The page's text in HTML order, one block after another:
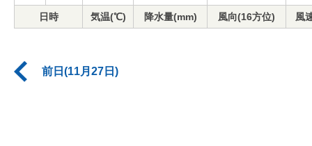
日時 気温(℃) 降水量(mm) 風向(16方位) 風
前日(11月27日)